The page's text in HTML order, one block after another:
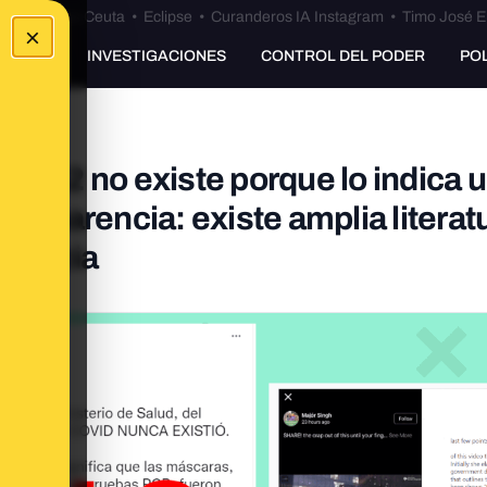
×
•Bulos Ceuta • Eclipse • Curanderos IA Instagram • Timo José
INVESTIGACIONES CONTROL DEL PODER
2 no existe porque lo indica
existe amplia